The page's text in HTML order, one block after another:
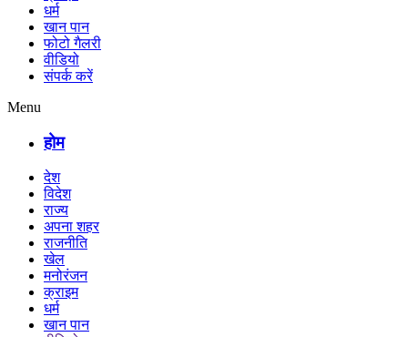
धर्म
खान पान
फोटो गैलरी
वीडियो
संपर्क करें
Menu
होम
देश
विदेश
राज्य
अपना शहर
राजनीति
खेल
मनोरंजन
क्राइम
धर्म
खान पान